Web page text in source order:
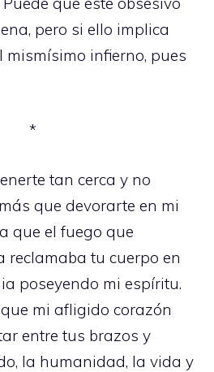
pero si ello implica
mismísimo infierno, pues
*
tan cerca y no
que devorarte en mi
que el fuego que
reclamaba tu cuerpo en
poseyendo mi espíritu.
mi afligido corazón
entre tus brazos y
la humanidad, la vida y